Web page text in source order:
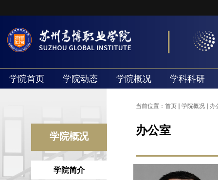
学院首页 学院动态 学院概况 学科科研
学院概况
学院简介
当前位置： 首页 学院概况 办
办公室